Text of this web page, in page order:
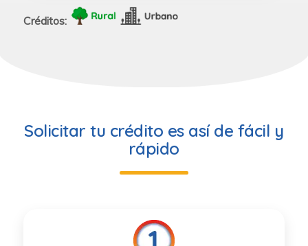
Créditos:
Solicitar tu crédito es así de fácil y
rápido